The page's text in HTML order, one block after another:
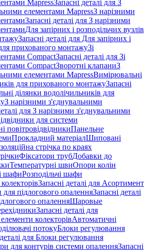
MapressЗапасні деталі для З
елементами MapressЗ нарізними
Запасні деталі для З нарізними
Для запірних і розподільчих вузлів
Запасні деталі для Для запірних і
прихованого монтажуЗі
CompactЗапасні деталі для Зі
CompactЗворотні клапаниЗ
елементами MapressВимірювальні
для прихованого монтажуЗапасні
ділянки водолічильників для
З нарізними з'єднувальними
для З нарізними з'єднувальними
для системи
повітровідвідникиПанельне
Прокладний матеріалШиповані
стрічка по краях
Фіксатори трубДобавки до
Температурні швиОпори колін
шафиРозподільчі шафи
Запасні деталі для Асортимент
для підлогового опаленняЗапасні деталі
опаленняШаровые
Запасні деталі для
колекторівАвтоматичні
потокуБлоки регулювання
для Блоки регулювання
для контурів системи опаленняЗапасні